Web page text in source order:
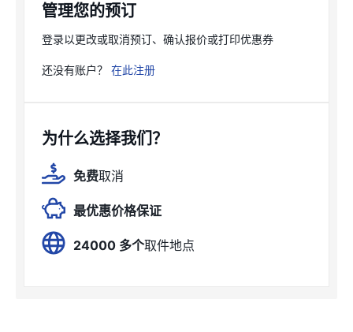
管理您的预订
登录以更改或取消预订、确认报价或打印优惠券
还没有账户？ 在此注册
为什么选择我们？
免费取消
最优惠价格保证
24000 多个取件地点